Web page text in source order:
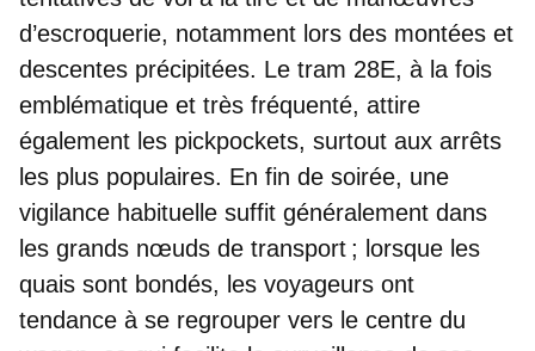
d’escroquerie, notamment lors des montées et
descentes précipitées. Le tram 28E, à la fois
emblématique et très fréquenté, attire
également les pickpockets, surtout aux arrêts
les plus populaires. En fin de soirée, une
vigilance habituelle suffit généralement dans
les grands nœuds de transport ; lorsque les
quais sont bondés, les voyageurs ont
tendance à se regrouper vers le centre du